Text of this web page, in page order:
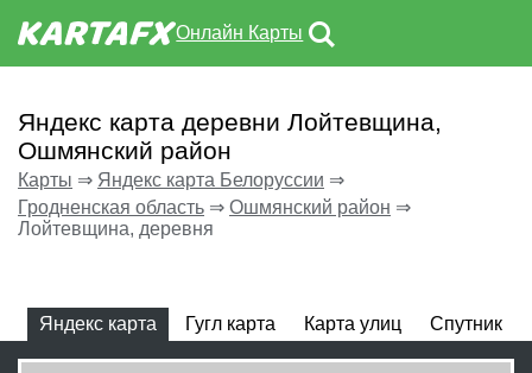
Онлайн Карты
Яндекс карта деревни Лойтевщина,
Ошмянский район
Карты ⇒ Яндекс карта Белоруссии ⇒
Гродненская область ⇒ Ошмянский район ⇒
Лойтевщина, деревня
Яндекс карта Гугл карта Карта улиц Спутник